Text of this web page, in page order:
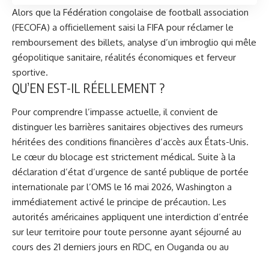
Alors que la Fédération congolaise de football association
(FECOFA) a officiellement saisi la FIFA pour réclamer le
remboursement des billets, analyse d’un imbroglio qui mêle
géopolitique sanitaire, réalités économiques et ferveur
sportive.
QU’EN EST-IL RÉELLEMENT ?
Pour comprendre l’impasse actuelle, il convient de
distinguer les barrières sanitaires objectives des rumeurs
héritées des conditions financières d’accès aux États-Unis.
Le cœur du blocage est strictement médical. Suite à la
déclaration d’état d’urgence de santé publique de portée
internationale par l’OMS le 16 mai 2026, Washington a
immédiatement activé le principe de précaution. Les
autorités américaines appliquent une interdiction d’entrée
sur leur territoire pour toute personne ayant séjourné au
cours des 21 derniers jours en RDC, en Ouganda ou au